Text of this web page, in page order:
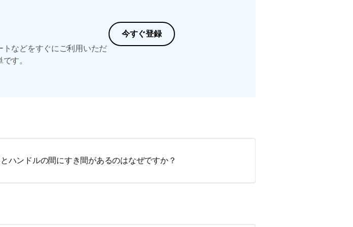
などをすぐにご利用いただ
す。
今すぐ登録
ハンドルの間にすき間があるのはなぜですか？